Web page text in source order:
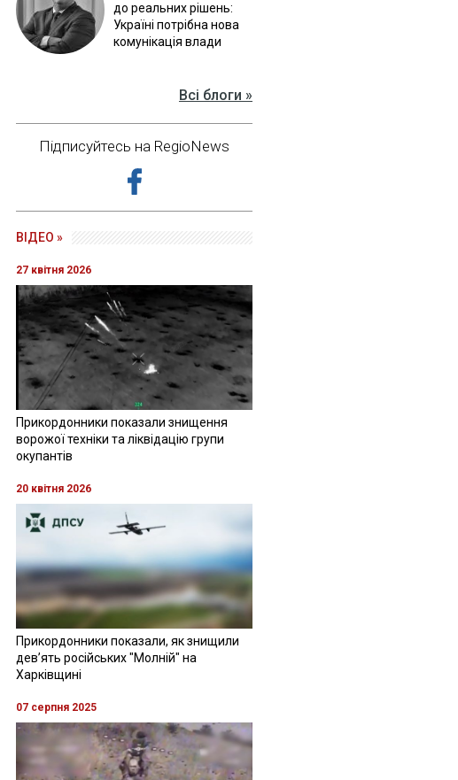
до реальних рішень:
Україні потрібна нова
комунікація влади
Всі блоги »
Підписуйтесь на RegioNews
ВІДЕО »
27 квітня 2026
Прикордонники показали знищення
ворожої техніки та ліквідацію групи
окупантів
20 квітня 2026
Прикордонники показали, як знищили
девʼять російських "Молній" на
Харківщині
07 серпня 2025